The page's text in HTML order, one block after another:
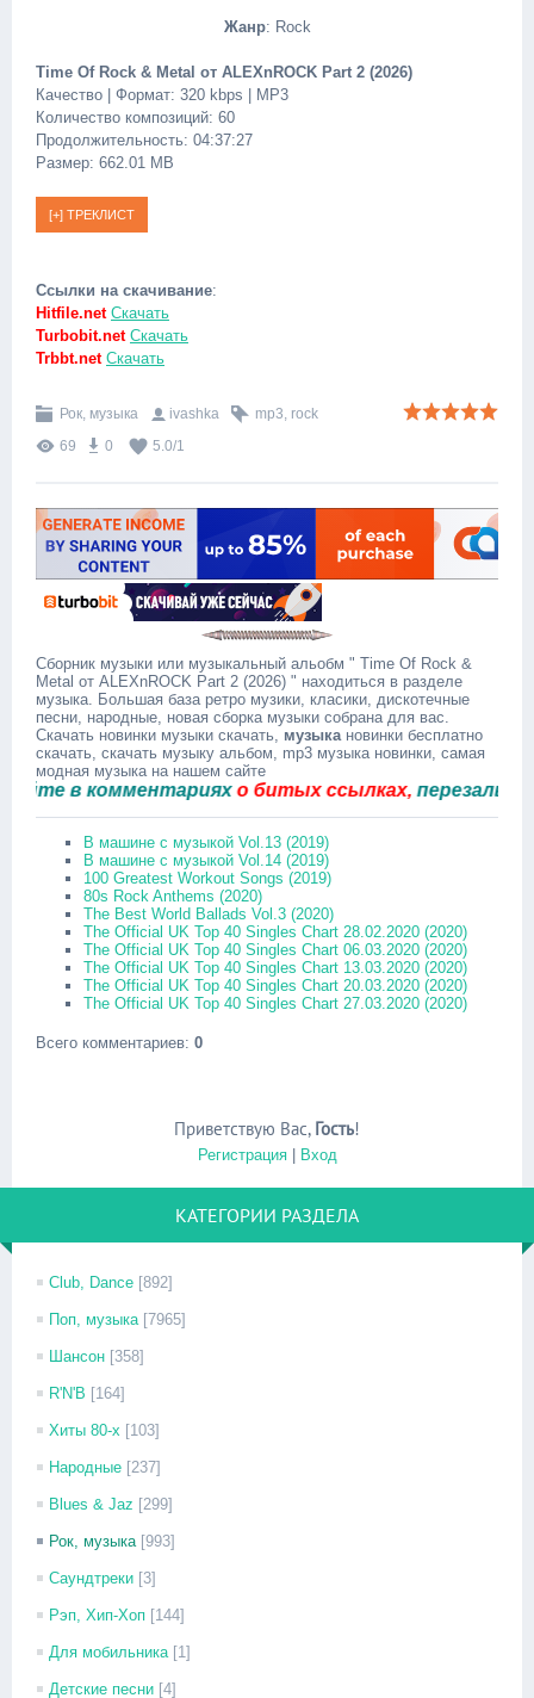
Жанр: Rock
Time Of Rock & Metal от ALEXnROCK Part 2 (2026)
Качество | Формат: 320 kbps | MP3
Количество композиций: 60
Продолжительность: 04:37:27
Размер: 662.01 MB
Ссылки на скачивание:
Hitfile.net Скачать
Turbobit.net Скачать
Trbbt.net Скачать
Рок, музыка ivashka mp3, rock
69
0 5.0/1
Сборник музыки или музыкальный альобм " Time Of Rock &
Metal от ALEXnROCK Part 2 (2026) " находиться в разделе
музыка. Большая база ретро музики, класики, дискотечные
песни, народные, новая сборка музыки собрана для вас.
Скачать новинки музыки скачать, музыкановинки бесплатно
скачать, скачать музыку альбом, mp3 музыка новинки, самая
модная музыка на нашем сайте
в комментарияхо битых ссылках,перезальём
В машине с музыкой Vol.13 (2019)
В машине с музыкой Vol.14 (2019)
100 Greatest Workout Songs (2019)
80s Rock Anthems (2020)
The Best World Ballads Vol.3 (2020)
The Official UK Top 40 Singles Chart 28.02.2020 (2020)
The Official UK Top 40 Singles Chart 06.03.2020 (2020)
The Official UK Top 40 Singles Chart 13.03.2020 (2020)
The Official UK Top 40 Singles Chart 20.03.2020 (2020)
The Official UK Top 40 Singles Chart 27.03.2020 (2020)
Всего комментариев: 0
Приветствую Вас, Гость!
Регистрация| Вход
КАТЕГОРИИ РАЗДЕЛА
Club, Dance [892]
Поп, музыка [7965]
Шансон [358]
R'N'B [164]
Хиты 80-х [103]
Народные [237]
Blues & Jaz [299]
Рок, музыка [993]
Саундтреки [3]
Рэп, Хип-Хоп [144]
Для мобильника [1]
Детские песни [4]